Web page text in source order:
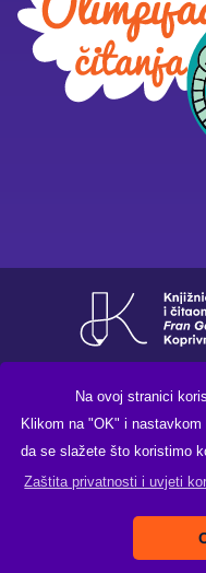
Na ovoj stranici
Klikom na "OK" i
da se slažete što koristimo
Zaštita privatnosti i uvjeti
Financirano sredstvima
Copyright ©2026.